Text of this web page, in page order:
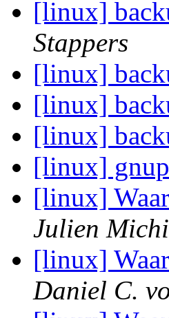
[linux]
Stappers
[linux]
[linux]
[linux]
[linux]
[linux]
Julien
[linux]
Daniel C.